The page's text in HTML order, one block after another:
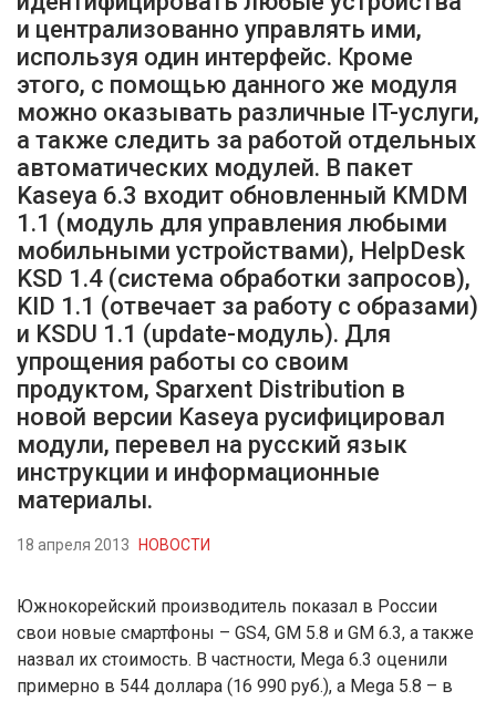
и централизованно управлять ими,
используя один интерфейс. Кроме
этого, с помощью данного же модуля
можно оказывать различные IT-услуги,
а также следить за работой отдельных
автоматических модулей. В пакет
Kaseya 6.3 входит обновленный KMDM
1.1 (модуль для управления любыми
мобильными устройствами), HelpDesk
KSD 1.4 (система обработки запросов),
KID 1.1 (отвечает за работу с образами)
и KSDU 1.1 (update-модуль). Для
упрощения работы со своим
продуктом, Sparxent Distribution в
новой версии Kaseya русифицировал
модули, перевел на русский язык
инструкции и информационные
материалы.
18 апреля 2013 НОВОСТИ
Южнокорейский производитель показал в России
свои новые смартфоны – GS4, GM 5.8 и GM 6.3, а также
назвал их стоимость. В частности, Mega 6.3 оценили
примерно в 544 доллара (16 990 руб.), а Mega 5.8 – в